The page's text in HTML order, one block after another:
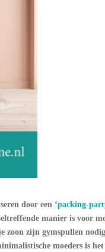
door een ‘packing-
manier is voor
zoon zijn gymspullen
moeders is